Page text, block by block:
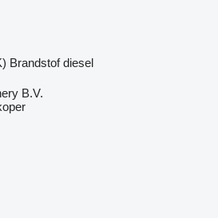
Brandstof diesel
B.V.